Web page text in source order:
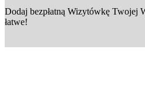
Dodaj bezpłatną Wizytówkę Twojej
łatwe!